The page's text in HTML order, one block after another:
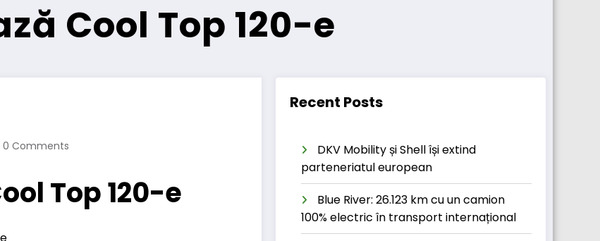
Cool Top 120-e
0 Comments
Top 120-e
Recent Posts
DKV Mobility și Shell își extind
parteneriatul european
Blue River: 26.123 km cu un camion
100% electric în transport internațional